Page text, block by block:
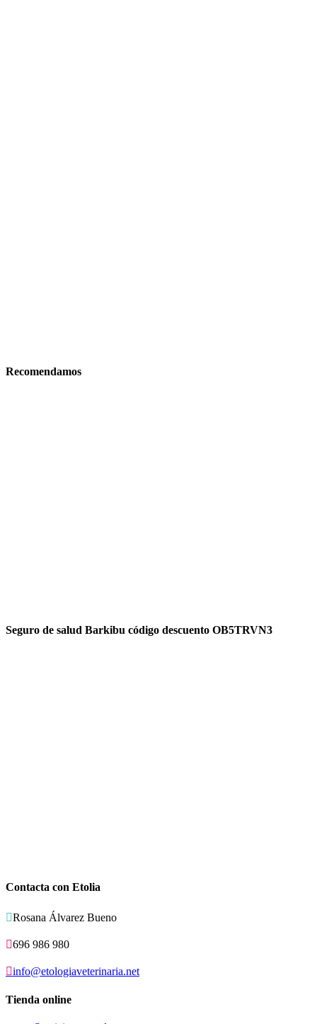
Recomendamos
Seguro de salud Barkibu código descuento OB5TRVN3
Contacta con Etolia
Rosana Álvarez Bueno
696 986 980
info@etologiaveterinaria.net
Tienda online